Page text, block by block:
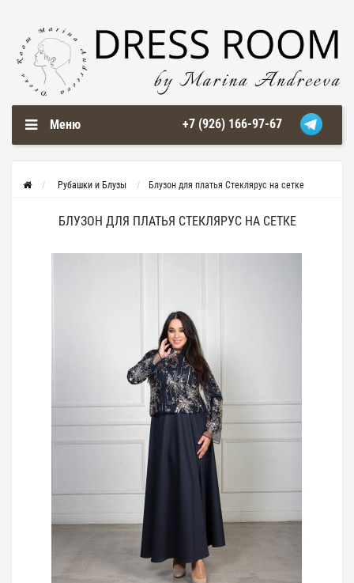
Меню +7 (926) 166-97-67
Рубашки и Блузы Блузон для платья Стеклярус на сетке
БЛУЗОН ДЛЯ ПЛАТЬЯ СТЕКЛЯРУС НА СЕТКЕ